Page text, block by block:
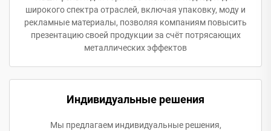
широкого спектра отраслей, включая упаковку, моду и
рекламные материалы, позволяя компаниям повысить
презентацию своей продукции за счёт потрясающих
металлических эффектов
Индивидуальные решения
Мы предлагаем индивидуальные решения,